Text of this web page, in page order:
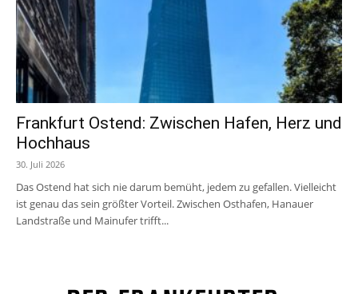
Frankfurt Ostend: Zwischen Hafen, Herz und
Hochhaus
30. Juli 2026
Das Ostend hat sich nie darum bemüht, jedem zu gefallen. Vielleicht
ist genau das sein größter Vorteil. Zwischen Osthafen, Hanauer
Landstraße und Mainufer trifft...